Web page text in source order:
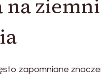
na
zapomniane